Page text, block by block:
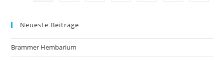
Neueste Beiträge
Brammer Hembarium